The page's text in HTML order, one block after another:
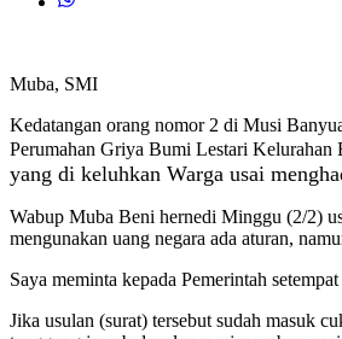
Muba, SMI
Kedatangan orang nomor 2 di Musi
Perumahan Griya Bumi Lestari Kelurahan
yang di keluhkan Warga usai
Wabup Muba Beni hernedi Minggu (2/2)
mengunakan uang negara ada aturan,
Saya meminta kepada Pemerintah
Jika usulan (surat) tersebut sudah masuk